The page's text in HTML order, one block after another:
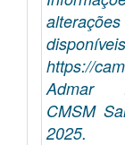
https://
Admar
CMSM
2025.